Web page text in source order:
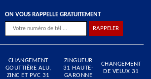
ON VOUS RAPPELLE GRATUITEMENT
CHANGEMENT
GOUTTIÈRE ALU,
ZINC ET PVC 31
ZINGUEUR
31 HAUTE-
GARONNE
CHANGEMENT
DE VELUX 31